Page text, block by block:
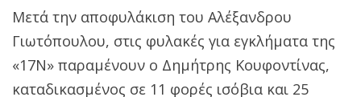
Μετά την αποφυλάκιση του Αλέξανδρου
Γιωτόπουλου, στις φυλακές για εγκλήματα της
«17Ν» παραμένουν ο Δημήτρης Κουφοντίνας,
καταδικασμένος σε 11 φορές ισόβια και 25